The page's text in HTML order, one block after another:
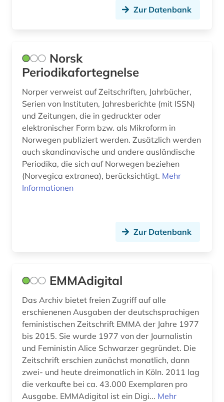
spanien (2)
spanische philologie (1)
spektroskopie (1)
spessart (1)
sportwissenschaft (1)
taiwan (2)
tektonik (1)
theologie (1)
tschechien (1)
Zur Datenbank
Norsk
Periodikafortegnelse
Norper verweist auf Zeitschriften, Jahrbücher,
Serien von Instituten, Jahresberichte (mit ISSN)
und Zeitungen, die in gedruckter oder
elektronischer Form bzw. als Mikroform in
Norwegen publiziert werden. Zusätzlich werden
auch skandinavische und andere ausländische
Periodika, die sich auf Norwegen beziehen
(Norvegica extranea), berücksichtigt. Mehr
Informationen
Zur Datenbank
EMMAdigital
Das Archiv bietet freien Zugriff auf alle
erschienenen Ausgaben der deutschsprachigen
feministischen Zeitschrift EMMA der Jahre 1977
bis 2015. Sie wurde 1977 von der Journalistin
und Feministin Alice Schwarzer gegründet. Die
Zeitschrift erschien zunächst monatlich, dann
zwei- und heute dreimonatlich in Köln. 2011 lag
die verkaufte bei ca. 43.000 Exemplaren pro
Ausgabe. EMMAdigital ist ein Digi... Mehr